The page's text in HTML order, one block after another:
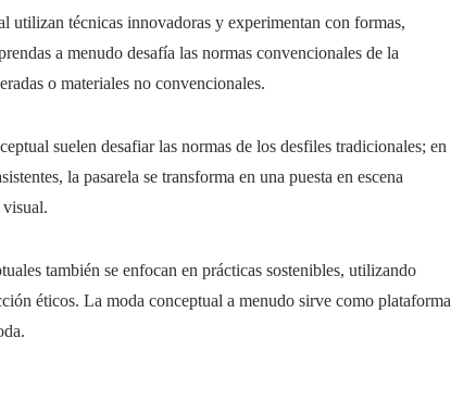
utilizan técnicas innovadoras y experimentan con formas,
a menudo desafía las normas convencionales de la
o materiales no convencionales.
suelen desafiar las normas de los desfiles tradicionales; en
la pasarela se transforma en una puesta en escena
también se enfocan en prácticas sostenibles, utilizando
éticos. La moda conceptual a menudo sirve como plataforma